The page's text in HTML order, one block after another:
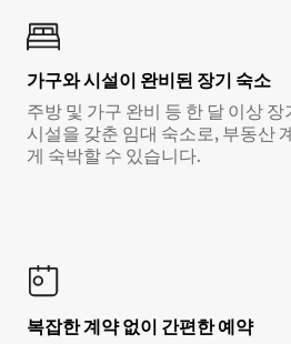
가구와 시설이 완비된 장기 숙소
주방 및 가구 완비 등 한 달 이상
시설을 갖춘 임대 숙소로, 부동산
게 숙박할 수 있습니다.
복잡한 계약 없이 간편한 예약